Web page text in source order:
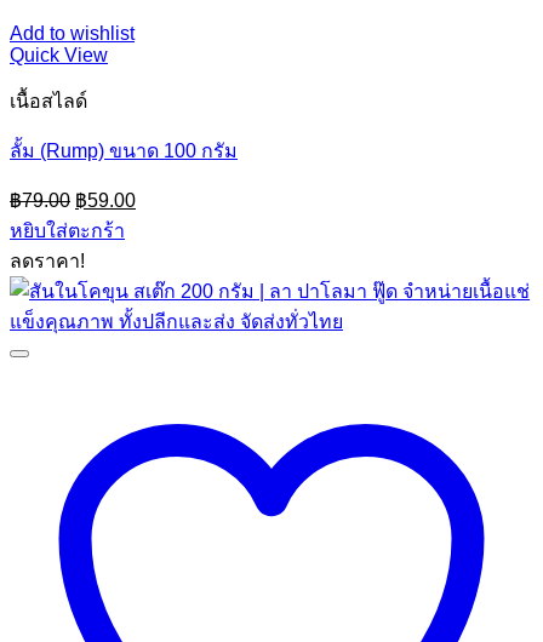
Add to wishlist
Quick View
เนื้อสไลด์
ลั้ม (Rump) ขนาด 100 กรัม
฿79.00 Original
price
was:
฿79.00.
฿59.00Current
price
หยิบใส่ตะกร้า
ลดราคา!